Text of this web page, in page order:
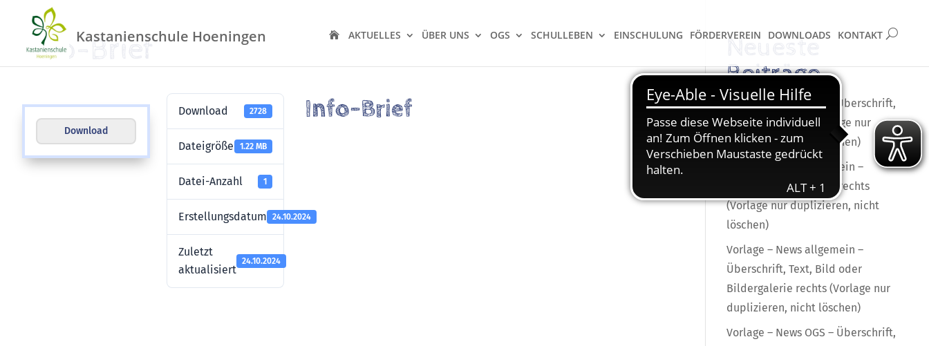
AKTUELLES ÜBER UNS OGS SCHULLEBEN EINSCHULUNG FÖRDERVEREIN DOWNLOADS KONTAKT
Info-Brief
Download
Download 2728
Dateigröße 1.22 MB
Datei-Anzahl 1
Erstellungsdatum 24.10.2024
Zuletzt
aktualisiert
24.10.2024
Info-Brief
Neueste
Beiträge
Vorlage – News OGS – Überschrift,
Text, Bild rechts (Vorlage nur
duplizieren, nicht löschen)
Vorlage – News allgemein –
Überschrift, Text, Bild rechts
(Vorlage nur duplizieren, nicht
löschen)
Vorlage – News allgemein –
Überschrift, Text, Bild oder
Bildergalerie rechts (Vorlage nur
duplizieren, nicht löschen)
Vorlage – News OGS – Überschrift,